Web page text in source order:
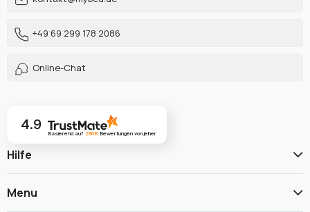
+49 69 299 178 2086
Online-Chat
4.9
Basierend auf 2968 Bewertungen von jeher
Hilfe
Menu